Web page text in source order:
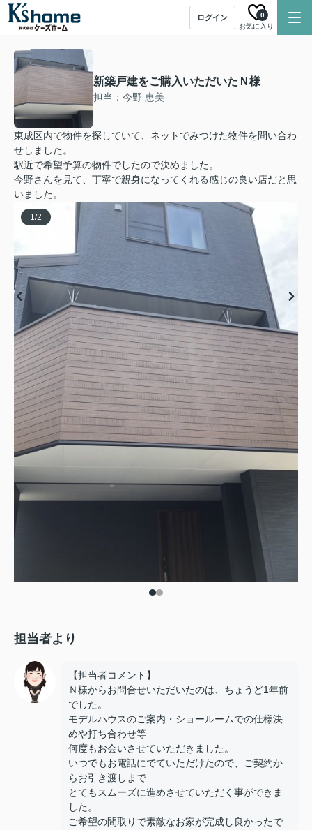
ログイン
お気に入り
0
新築戸建をご購入いただいたＮ様
担当：今野 恵美
東成区内で物件を探していて、ネットでみつけた物件を問い合わ
せしました。
駅近で希望予算の物件でしたので決めました。
今野さんを見て、丁寧で親身になってくれる感じの良い店だと思
いました。
1/2
担当者より
【担当者コメント】
Ｎ様からお問合せいただいたのは、ちょうど1年前
でした。
モデルハウスのご案内・ショールームでの仕様決
めや打ち合わせ等
何度もお会いさせていただきました。
いつでもお電話にでていただけたので、ご契約か
らお引き渡しまで
とてもスムーズに進めさせていただく事ができま
した。
ご希望の間取りで素敵なお家が完成し良かったで